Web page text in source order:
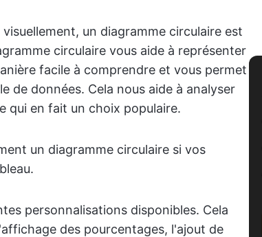
un diagramme circulaire est
circulaire vous aide à représenter
facile à comprendre et vous permet
de données. Cela nous aide à analyser
qui en fait un choix populaire.
un diagramme circulaire si vos
personnalisations disponibles. Cela
des pourcentages, l'ajout de